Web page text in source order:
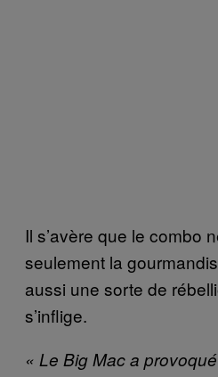
Il s’avère que le combo
seulement la
aussi une sorte de
s’inflige.
« Le Big Mac a